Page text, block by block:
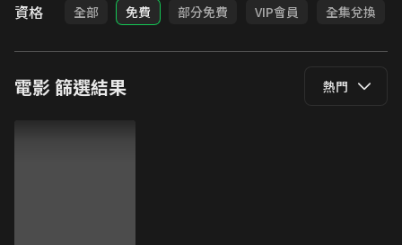
資格 全部 免費 部分免費 VIP會員 全集兌換
電影篩選結果 熱門